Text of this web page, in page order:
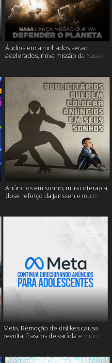
Áudios encaminhados serão
acelerados, nova missão da Nasa e
Anúncios em sonho; musicoterapia,
dose reforço da Janssen e muito
Meta, Remoção de dislikes causa
revolta, frascos de varíola e muito